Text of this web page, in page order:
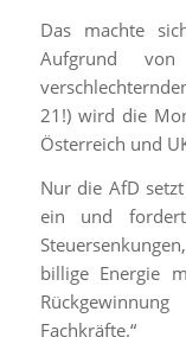
Das machte
Aufgrund
21!) wird die
Österreich und
Nur die AfD
ein und
billige Energie
Fachkräfte.“